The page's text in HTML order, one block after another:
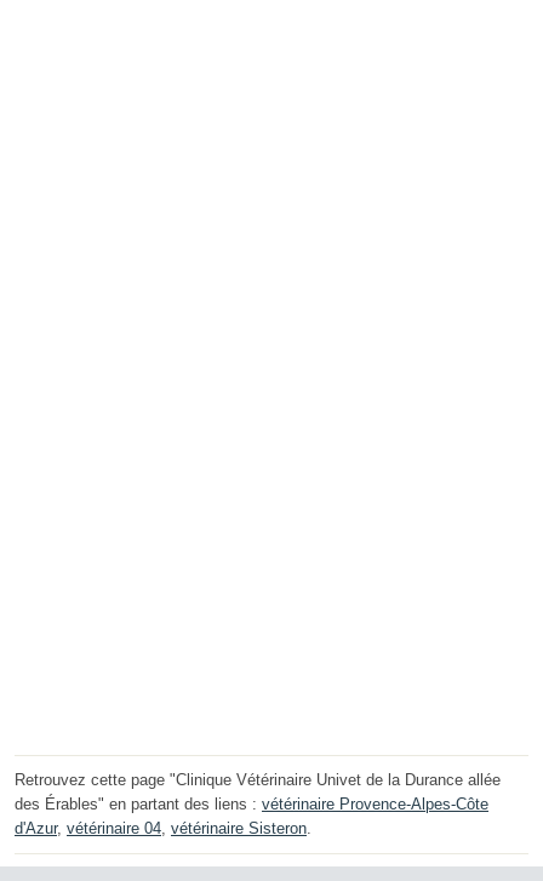
Retrouvez cette page "Clinique Vétérinaire Univet de la Durance allée
des Érables" en partant des liens : vétérinaire Provence-Alpes-Côte
d'Azur, vétérinaire 04, vétérinaire Sisteron.